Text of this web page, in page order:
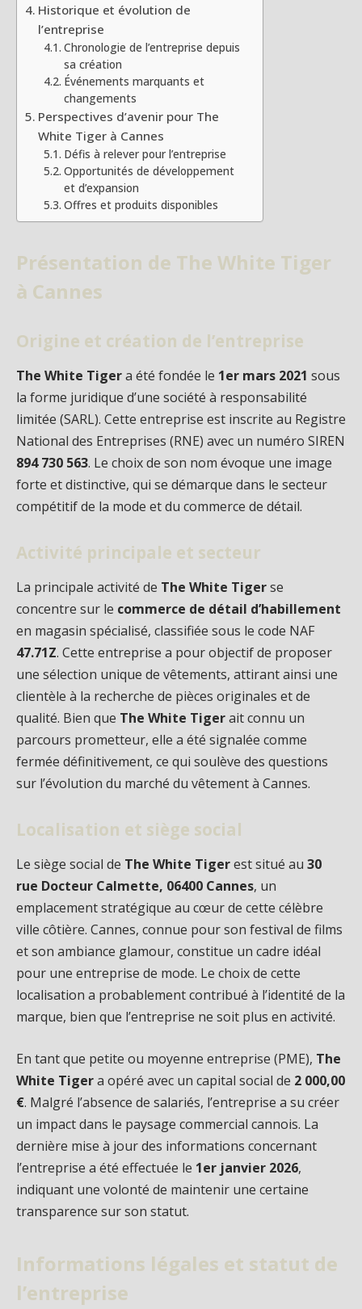
Historique et évolution de
l’entreprise
Chronologie de l’entreprise depuis
sa création
Événements marquants et
changements
Perspectives d’avenir pour The
White Tiger à Cannes
Défis à relever pour l’entreprise
Opportunités de développement
et d’expansion
Offres et produits disponibles
Présentation de The White Tiger
à Cannes
Origine et création de l’entreprise
The White Tigera été fondée le 1er mars 2021 sous
la forme juridique d’une société à responsabilité
limitée (SARL). Cette entreprise est inscrite au Registre
National des Entreprises (RNE) avec un numéro SIREN
894 730 563. Le choix de son nom évoque une image
forte et distinctive, qui se démarque dans le secteur
compétitif de la mode et du commerce de détail.
Activité principale et secteur
La principale activité de The White Tigerse
concentre sur le commerce de détail d’habillement
en magasin spécialisé, classifiée sous le code NAF
47.71Z. Cette entreprise a pour objectif de proposer
une sélection unique de vêtements, attirant ainsi une
clientèle à la recherche de pièces originales et de
qualité. Bien que The White Tigerait connu un
parcours prometteur, elle a été signalée comme
fermée définitivement, ce qui soulève des questions
sur l’évolution du marché du vêtement à Cannes.
Localisation et siège social
Le siège social de The White Tigerest situé au 30
rue Docteur Calmette, 06400 Cannes, un
emplacement stratégique au cœur de cette célèbre
ville côtière. Cannes, connue pour son festival de films
et son ambiance glamour, constitue un cadre idéal
pour une entreprise de mode. Le choix de cette
localisation a probablement contribué à l’identité de la
marque, bien que l’entreprise ne soit plus en activité.
En tant que petite ou moyenne entreprise (PME), The
White Tigera opéré avec un capital social de 2 000,00
€. Malgré l’absence de salariés, l’entreprise a su créer
un impact dans le paysage commercial cannois. La
dernière mise à jour des informations concernant
l’entreprise a été effectuée le 1er janvier 2026,
indiquant une volonté de maintenir une certaine
transparence sur son statut.
Informations légales et statut de
l’entreprise